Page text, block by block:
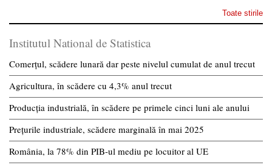
Toate stirile
Institutul National de Statistica
Comerțul, scădere lunară dar peste nivelul cumulat de anul trecut
Agricultura, în scădere cu 4,3% anul trecut
Producția industrială, în scădere pe primele cinci luni ale anului
Prețurile industriale, scădere marginală în mai 2025
România, la 78% din PIB-ul mediu pe locuitor al UE